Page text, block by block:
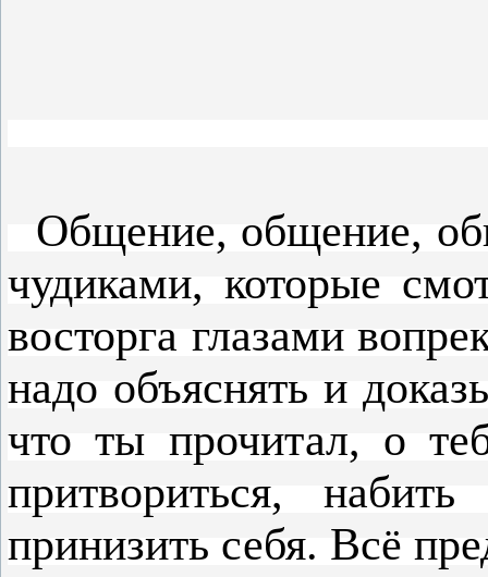
Общение, общение,
чудиками, которые
восторга глазами
надо объяснять и
что ты прочитал, о
притвориться,
принизить себя. Всё